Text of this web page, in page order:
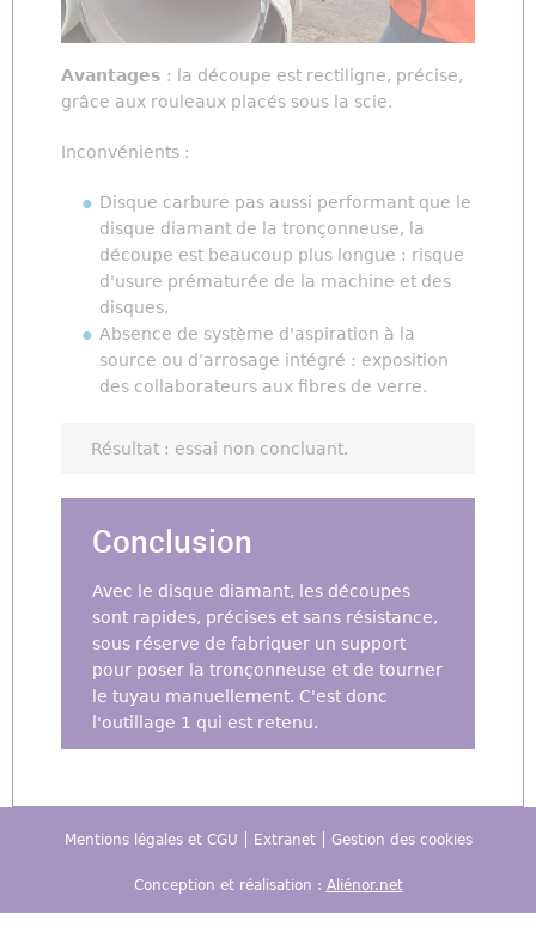
Avantages : la découpe est rectiligne, précise,
grâce aux rouleaux placés sous la scie.
Inconvénients :
Disque carbure pas aussi performant que le
disque diamant de la tronçonneuse, la
découpe est beaucoup plus longue : risque
d'usure prématurée de la machine et des
disques.
Absence de système d'aspiration à la
source ou d’arrosage intégré : exposition
des collaborateurs aux fibres de verre.
Résultat : essai non concluant.
Conclusion
Avec le disque diamant, les découpes
sont rapides, précises et sans résistance,
sous réserve de fabriquer un support
pour poser la tronçonneuse et de tourner
le tuyau manuellement. C'est donc
l'outillage 1 qui est retenu.
Mentions légales et CGU Extranet Gestion des cookies
Conception et réalisation : Aliénor.net